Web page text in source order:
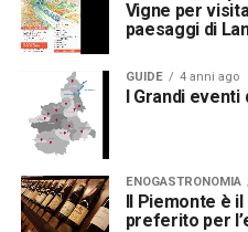
Vigne per
paesaggi di
GUIDE 4 anni ago
I Grandi eventi
ENOGASTRONOMIA
Il Piemonte è
preferito per